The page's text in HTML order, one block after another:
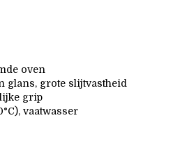
oven
glans, grote slijtvastheid
grip
vaatwasser